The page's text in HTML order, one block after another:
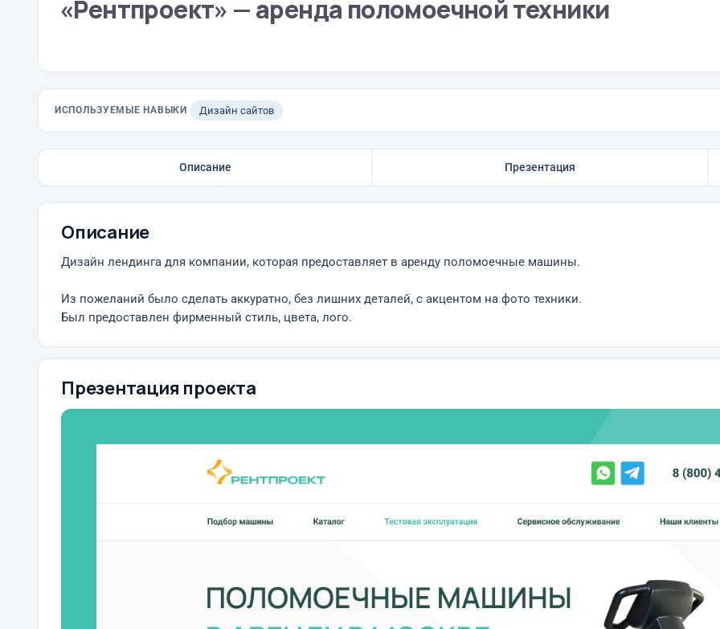
«Рентпроект» — аренда поломоечной техники
ИСПОЛЬЗУЕМЫЕ НАВЫКИ Дизайн сайтов
Описание Презентация
Описание
Дизайн лендинга для компании, которая предоставляет в аренду поломоечные машины.
Из пожеланий было сделать аккуратно, без лишних деталей, с акцентом на фото техники.
Был предоставлен фирменный стиль, цвета, лого.
Презентация проекта